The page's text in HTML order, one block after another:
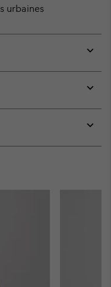
urbaines
or
or
or